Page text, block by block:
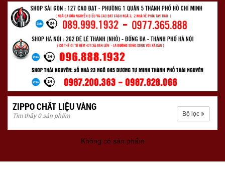
ZIPPO CHẤT LIỆU VÀNG
Tìm thấy 0 sản phẩm Bộ lọc
Không có sản phẩm